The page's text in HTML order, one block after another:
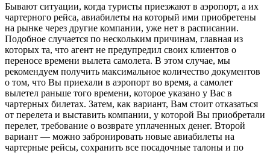
Бывают ситуации, когда туристы приезжают в аэропорт, а их
чартерного рейса, авиабилеты на который ими приобретены
на рынке через другие компании, уже нет в расписании.
Подобное случается по нескольким причинам, главная из
которых та, что агент не предупредил своих клиентов о
переносе времени вылета самолета. В этом случае, мы
рекомендуем получить максимальное количество документов
о том, что Вы приехали в аэропорт во время, а самолет
вылетел раньше того времени, которое указано у Вас в
чартерных билетах. Затем, как вариант, Вам стоит отказаться
от перелета и выставить компании, у которой Вы приобретали
перелет, требование о возврате уплаченных денег. Второй
вариант — можно забронировать новые авиабилеты на
чартерные рейсы, сохранить все посадочные талоны и по